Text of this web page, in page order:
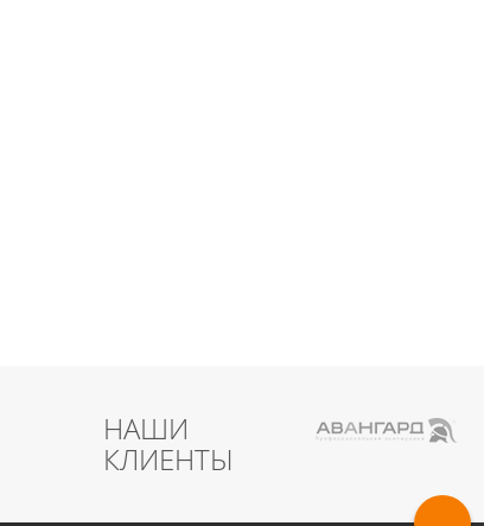
НАШИ
КЛИЕНТЫ